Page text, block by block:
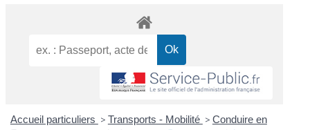
Accueil particuliers > Transports - Mobilité > Conduire en